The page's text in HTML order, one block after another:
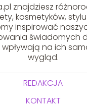
znajdziesz
kosmetyków,
inspirować
świadomych
na ich
wygląd.
REDAKCJA
KONTAKT